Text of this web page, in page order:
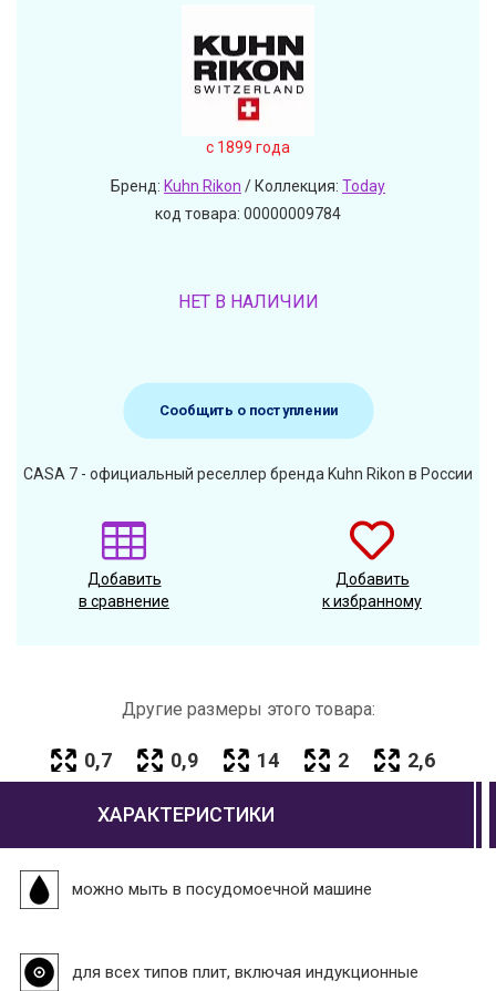
c 1899 года
Бренд: Kuhn Rikon / Коллекция: Today
код товара: 00000009784
НЕТ В НАЛИЧИИ
Сообщить о поступлении
CASA 7 - официальный реселлер бренда Kuhn Rikon в России
Добавить
в сравнение
Добавить
к избранному
Другие размеры этого товара:
0,7 0,9 14 2 2,6
ХАРАКТЕРИСТИКИ
можно мыть в посудомоечной машине
для всех типов плит, включая индукционные